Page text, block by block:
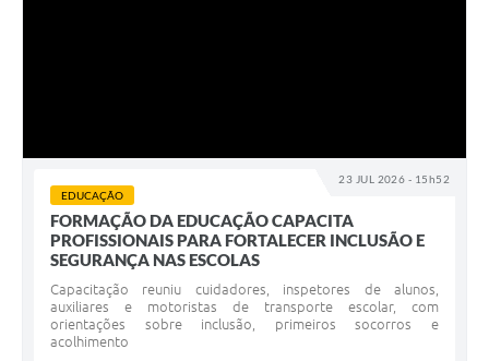
23 JUL 2026 - 15h52
EDUCAÇÃO
FORMAÇÃO DA EDUCAÇÃO CAPACITA
PROFISSIONAIS PARA FORTALECER INCLUSÃO E
SEGURANÇA NAS ESCOLAS
Capacitação reuniu cuidadores, inspetores de alunos,
auxiliares e motoristas de transporte escolar, com
orientações sobre inclusão, primeiros socorros e
acolhimento